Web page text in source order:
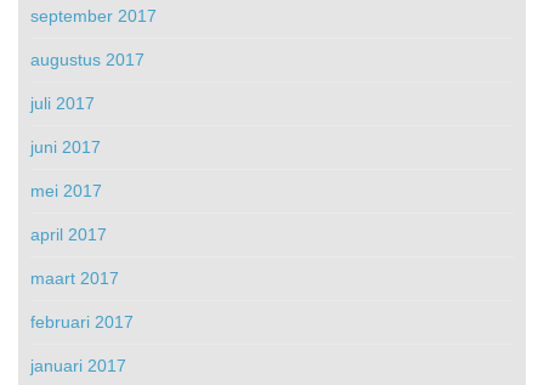
september 2017
augustus 2017
juli 2017
juni 2017
mei 2017
april 2017
maart 2017
februari 2017
januari 2017